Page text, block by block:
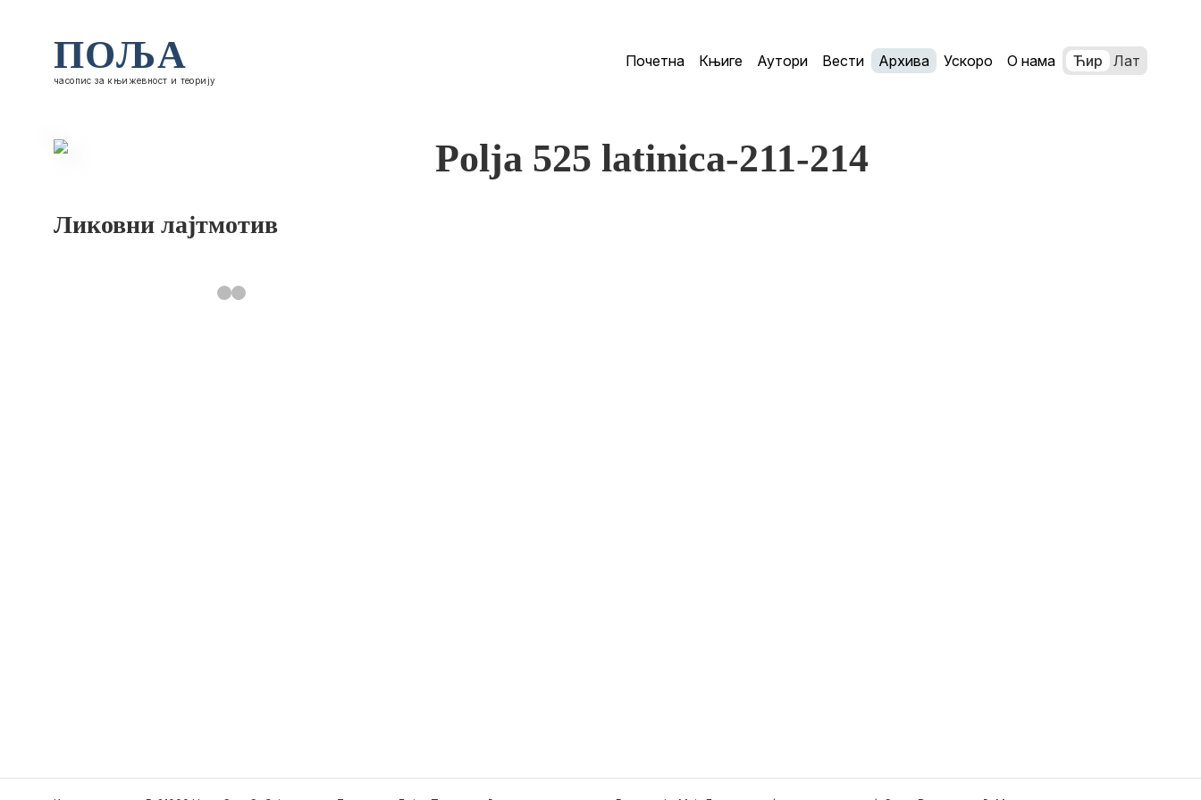
ПОЉА
часопис за књижевност и теорију
Почетна Књиге Аутори Вести Архива Ускоро О нама Ћир Лат
Ликовни лајтмотив
Polja 525 latinica-211-214